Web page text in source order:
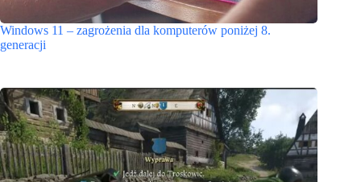
Windows 11 – zagrożenia dla komputerów poniżej 8.
generacji